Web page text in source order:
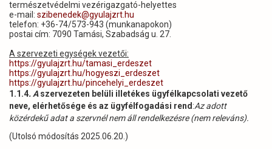
természetvédelmi vezérigazgató-helyettes
e-mail: szibenedek@gyulajzrt.hu
telefon: +36-74/573-943 (munkanapokon)
postai cím: 7090 Tamási, Szabadság u. 27.
A szervezeti egységek vezetői:
https://gyulajzrt.hu/tamasi_erdeszet
https://gyulajzrt.hu/hogyeszi_erdeszet
https://gyulajzrt.hu/pincehelyi_erdeszet
1.1.4. Aszervezeten belüli illetékes ügyfélkapcsolati vezető
neve, elérhetősége és az ügyfélfogadási rend :Az adott
közérdekű adat a szervnél nem áll rendelkezésre (nem releváns).
(Utolsó módosítás 2025.06.20.)